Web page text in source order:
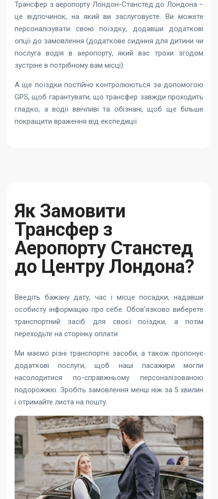
Трансфер з аеропорту Лондон-Станстед до Лондона –
це відпочинок, на який ви заслуговуєте. Ви можете
персоналізувати свою поїздку, додавши додаткові
опції до замовлення (додаткове сидіння для дитини чи
послуга водія в аеропорту, який вас трохи згодом
зустріне в потрібному вам місці).
А ще поїздки постійно контролюються за допомогою
GPS, щоб гарантувати, що трансфер завжди проходить
гладко, а водії ввічливі та обізнані, щоб ще більше
покращити враження від експедиції.
Як Замовити
Трансфер з
Аеропорту Станстед
до Центру Лондона?
Введіть бажану дату, час і місце посадки, надавши
особисту інформацію про себе. Обов’язково виберете
транспортний засіб для своєї поїздки, а потім
переходьте на сторінку оплати
Ми маємо різні транспортні засоби, а також пропонує
додаткові послуги, щоб наші пасажири могли
насолодитися по-справжньому персоналізованою
подорожжю. Зробіть замовлення менш ніж за 5 хвилин
і отримайте листа на пошту.